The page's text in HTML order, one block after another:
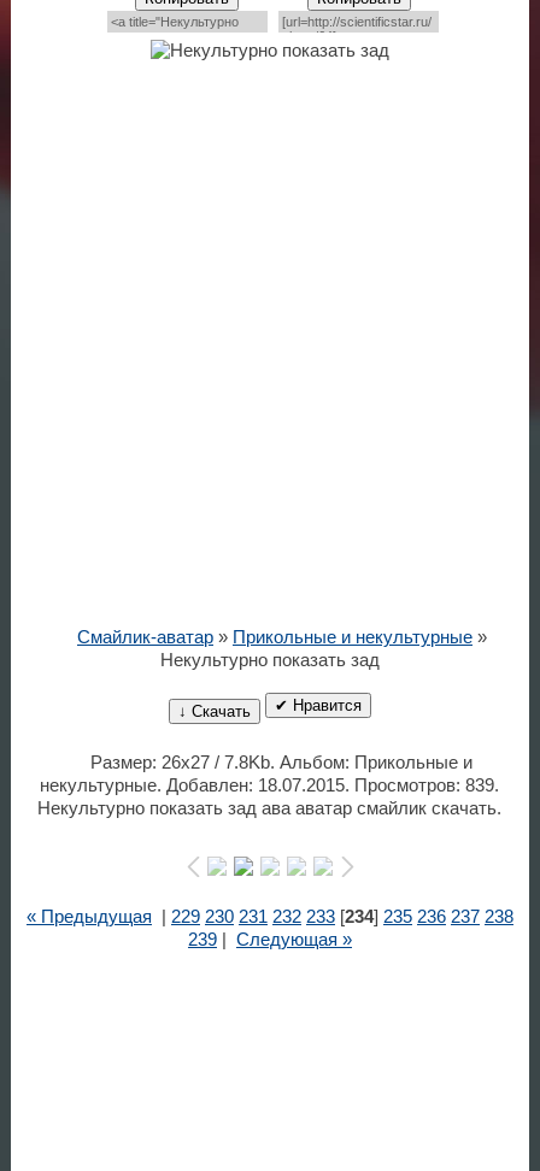
Смайлик-аватар» Прикольные и некультурные»
Некультурно показать зад
↓ Скачать ✔ Нравится
Размер: 26x27 / 7.8Kb. Альбом: Прикольные и
некультурные. Добавлен: 18.07.2015. Просмотров: 839.
Некультурно показать зад ава аватар смайлик скачать.
« Предыдущая 229 230 231 232 233[234] 235 236 237 238
239| Следующая »